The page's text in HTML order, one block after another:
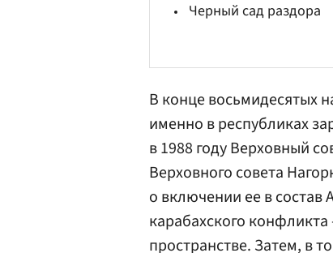
Черный сад раздора
В конце восьмидесятых
именно в республиках
в 1988 году Верховный
Верховного совета
о включении ее в
карабахского
пространстве. Затем, в